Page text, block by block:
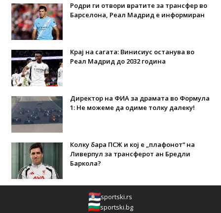
Родри ги отвори вратите за трансфер во
Барселона, Реал Мадрид е информиран
Крај на сагата: Винисиус останува во
Реал Мадрид до 2032 година
Директор на ФИА за драмата во Формула
1: Не можеме да одиме толку далеку!
Колку бара ПСЖ и кој е „плафонот“ на
Ливерпул за трансферот ан Бредли
Баркола?
sportski.rs
sportski.bg